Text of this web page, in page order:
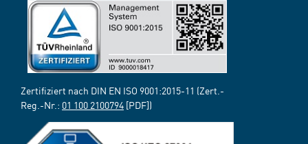
Zertifiziert nach DIN EN ISO 9001:2015-11 (Zert.-
Reg.-Nr.: 01 100 2100794 [PDF])